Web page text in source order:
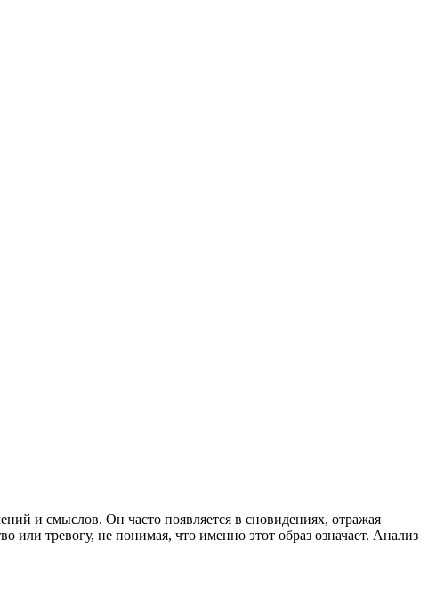
и смыслов. Он часто появляется в сновидениях, отражая
тревогу, не понимая, что именно этот образ означает. Анализ